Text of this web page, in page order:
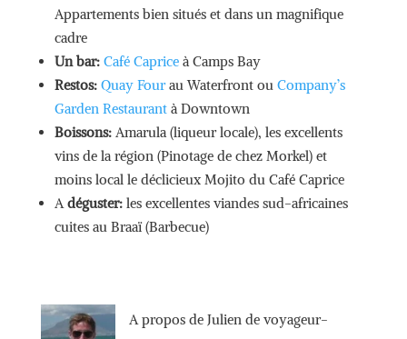
Appartements bien situés et dans un magnifique
cadre
Un bar: Café Capriceà Camps Bay
Restos: Quay Fourau Waterfront ou Company’s
Garden Restaurantà Downtown
Boissons:Amarula (liqueur locale), les excellents
vins de la région (Pinotage de chez Morkel) et
moins local le déclicieux Mojito du Café Caprice
Adéguster:les excellentes viandes sud-africaines
cuites au Braaï (Barbecue)
A propos de Julien de voyageur-